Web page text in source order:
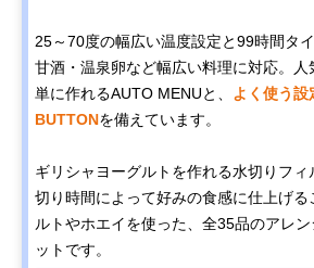
25～70度の幅広い温度設定と99時間タ
甘酒・温泉卵など幅広い料理に対応。人
単に作れるAUTO MENUと、
よく使う
BUTTONを備えています。
ギリシャヨーグルトを作れる水切りフィ
切り時間によって好みの食感に仕上げ
ルトやホエイを使った、全35品のアレ
ットです。